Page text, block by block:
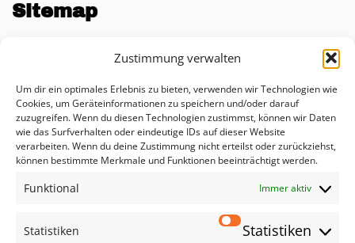
Zustimmung verwalten
Um dir ein optimales Erlebnis zu bieten, verwenden wir Technologien wie
Cookies, um Geräteinformationen zu speichern und/oder darauf
zuzugreifen. Wenn du diesen Technologien zustimmst, können wir Daten
wie das Surfverhalten oder eindeutige IDs auf dieser Website
verarbeiten. Wenn du deine Zustimmung nicht erteilst oder zurückziehst,
können bestimmte Merkmale und Funktionen beeinträchtigt werden.
Funktional Immer aktiv
Statistiken Statistiken
Sitemap
KI Impact Rechner
Beratung
Lösungen
Leistungen